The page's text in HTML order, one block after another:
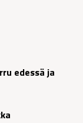
edessä ja